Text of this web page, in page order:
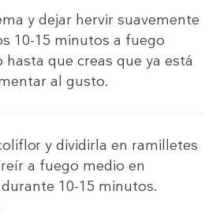
y dejar hervir suavemente
10-15 minutos a fuego
que creas que ya está
al gusto.
y dividirla en ramilletes
a fuego medio en
10-15 minutos.